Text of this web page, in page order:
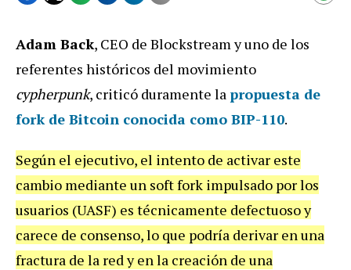
Adam Back, CEO de Blockstream y uno de los
referentes históricos del movimiento
cypherpunk, criticó duramente lapropuesta de
fork de Bitcoin conocida como BIP-110.
Según el ejecutivo, el intento de activar este
cambio mediante un soft fork impulsado por los
usuarios (UASF) es técnicamente defectuoso y
carece de consenso, lo que podría derivar en una
fractura de la red y en la creación de una